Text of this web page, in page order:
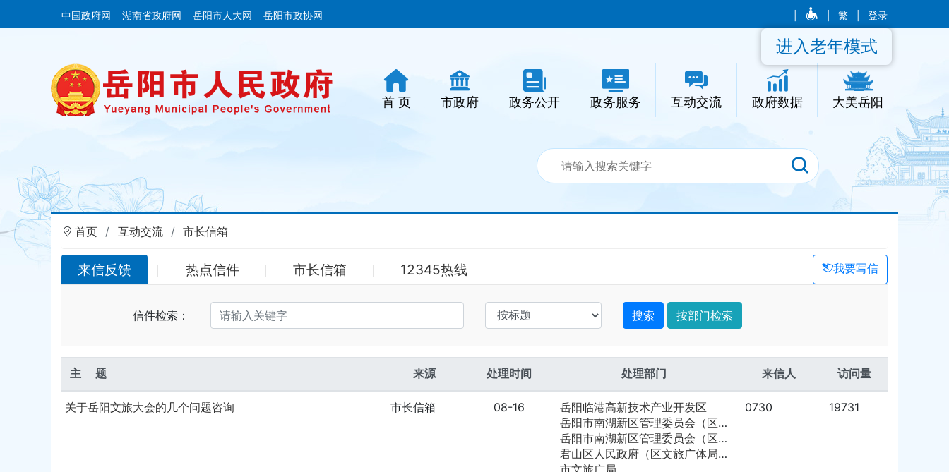
中国政府网 湖南省政府网 岳阳市人大网 岳阳市政协网 繁 登录
首 页 市政府 政务公开 政务服务 互动交流 政府数据 大美岳阳
进入老年模式
首页 互动交流 市长信箱
来信反馈 热点信件 市长信箱 12345热线 我要写信
信件检索： 搜索 按部门检索
主 题 来源 处理时间 处理部门 来信人 访问量
关于岳阳文旅大会的几个问题咨询 市长信箱 08-16
岳阳临港高新技术产业开发区
岳阳市南湖新区管理委员会（区自然资源局）
岳阳市南湖新区管理委员会（区文化旅游招商局）
君山区人民政府（区文旅广体局）
0730 19731